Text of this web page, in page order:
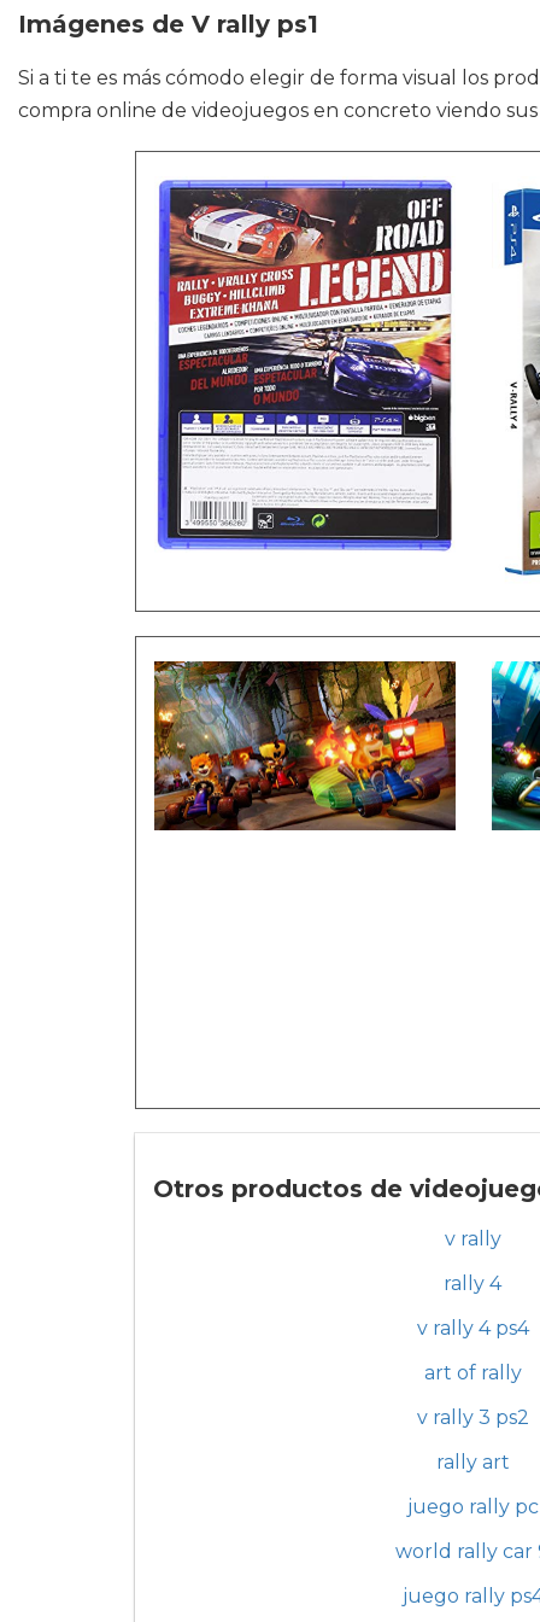
Imágenes de V rally ps1
Si a ti te es más cómodo elegir de forma visual los
compra online de videojuegos en concreto viendo
Otros productos de
v rally
rally 4
v rally 4 ps4
art of rally
v rally 3 ps2
rally art
juego rally pc
world rally car
juego rally